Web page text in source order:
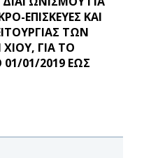
ΕΠΙΣΚΕΥΕΣ ΚΑΙ
ΤΩΝ
ΓΙΑ ΤΟ
01/2019 ΕΩΣ